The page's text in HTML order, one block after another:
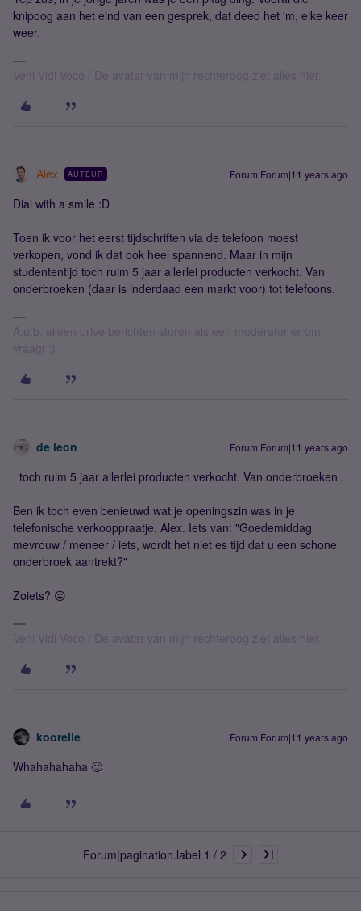
knipoog aan het eind van een gesprek, dat deed het 'm, elke keer
weer.
Veni Vidi Voco / De avatar van mijn rechteroog ziet alles hier.
Alex AUTEUR Forum|Forum|11 years ago
Dial with a smile :D
Toen ik voor het eerst tijdschriften via de telefoon moest
verkopen, vond ik dat ook heel spannend. Maar in mijn
studententijd toch ruim 5 jaar allerlei producten verkocht. Van
onderbroeken (daar is inderdaad een markt voor) tot telefoons.
A.u.b. alleen privé berichten sturen als een moderator er om
vraagt :)
de leon Forum|Forum|11 years ago
toch ruim 5 jaar allerlei producten verkocht. Van onderbroeken .
Ben ik toch even benieuwd wat je openingszin was in je
telefonische verkooppraatje, Alex. Iets van: "Goedemiddag
mevrouw / meneer / iets, wordt het niet es tijd dat u een schone
onderbroek aantrekt?"
Zoiets? 😛
Veni Vidi Voco / De avatar van mijn rechteroog ziet alles hier.
koorelle Forum|Forum|11 years ago
Whahahahaha 🙂
Forum|pagination.label 1 / 2